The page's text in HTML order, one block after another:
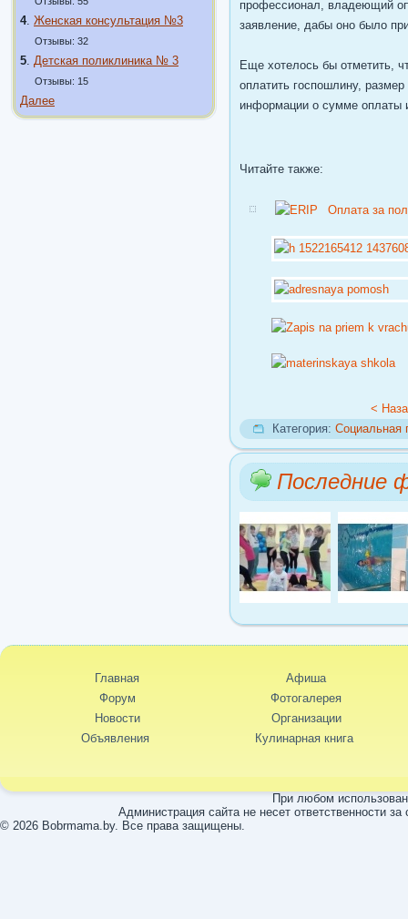
4. Женская консультация №3
Отзывы: 32
5 Детская поликлиника № 3
Отзывы: 15
Далее
профессионал, владеющий
заявление, дабы оно было
Еще хотелось бы отметить,
оплатить госпошлину,
информации о сумме оплаты
Читайте также:
Оплата за
<
Категория: Социальная
Последние
Главная
Форум
Новости
Объявления
Афиша
Фотогалерея
Организации
Кулинарная книга
При любом
Администрация сайта не несет ответственности
© 2026 Bobrmama.by. Все права защищены.